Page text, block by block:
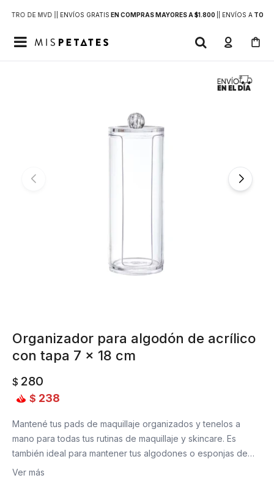
DE MVD | | ENVÍOS GRATIS EN COMPRAS MAYORES A $1.800 | ENVÍOS ATODO

Organizador para algodón de acrílico
con tapa 7 x 18 cm
$ 280
$ 238
Mantené tus pads de maquillaje organizados y tenelos a
mano para todas tus rutinas de maquillaje y skincare. Es
también ideal para mantener tus algodones o esponjas de
maquillaje en completo órden.
Ver más